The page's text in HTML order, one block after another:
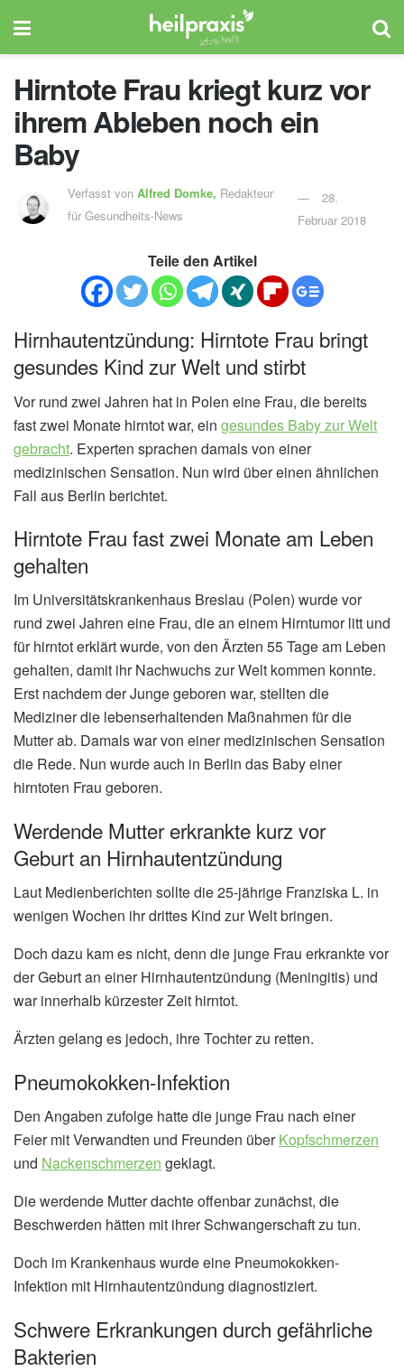
Hirntote Frau kriegt kurz vor
ihrem Ableben noch ein
Baby
Verfasst vonAlfred Domke, Redakteur
für Gesundheits-News
28.
Februar 2018
Teile den Artikel
Hirnhautentzündung: Hirntote Frau bringt
gesundes Kind zur Welt und stirbt
Vor rund zwei Jahren hat in Polen eine Frau, die bereits
fast zwei Monate hirntot war, ein gesundes Baby zur Welt
gebracht. Experten sprachen damals von einer
medizinischen Sensation. Nun wird über einen ähnlichen
Fall aus Berlin berichtet.
Hirntote Frau fast zwei Monate am Leben
gehalten
Im Universitätskrankenhaus Breslau (Polen) wurde vor
rund zwei Jahren eine Frau, die an einem Hirntumor litt und
für hirntot erklärt wurde, von den Ärzten 55 Tage am Leben
gehalten, damit ihr Nachwuchs zur Welt kommen konnte.
Erst nachdem der Junge geboren war, stellten die
Mediziner die lebenserhaltenden Maßnahmen für die
Mutter ab. Damals war von einer medizinischen Sensation
die Rede. Nun wurde auch in Berlin das Baby einer
hirntoten Frau geboren.
Werdende Mutter erkrankte kurz vor
Geburt an Hirnhautentzündung
Laut Medienberichten sollte die 25-jährige Franziska L. in
wenigen Wochen ihr drittes Kind zur Welt bringen.
Doch dazu kam es nicht, denn die junge Frau erkrankte vor
der Geburt an einer Hirnhautentzündung (Meningitis) und
war innerhalb kürzester Zeit hirntot.
Ärzten gelang es jedoch, ihre Tochter zu retten.
Pneumokokken-Infektion
Den Angaben zufolge hatte die junge Frau nach einer
Feier mit Verwandten und Freunden überKopfschmerzen
und Nackenschmerzen geklagt.
Die werdende Mutter dachte offenbar zunächst, die
Beschwerden hätten mit ihrer Schwangerschaft zu tun.
Doch im Krankenhaus wurde eine Pneumokokken-
Infektion mit Hirnhautentzündung diagnostiziert.
Schwere Erkrankungen durch gefährliche
Bakterien